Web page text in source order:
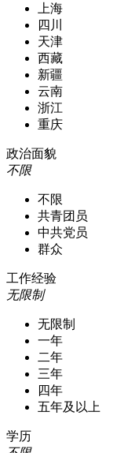
上海
四川
天津
西藏
新疆
云南
浙江
重庆
政治面貌
不限
不限
共青团员
中共党员
群众
工作经验
无限制
无限制
一年
二年
三年
四年
五年及以上
学历